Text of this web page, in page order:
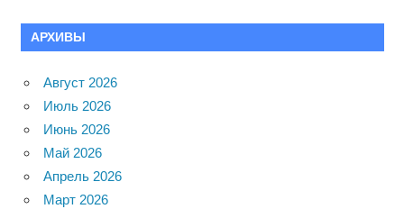
АРХИВЫ
Август 2026
Июль 2026
Июнь 2026
Май 2026
Апрель 2026
Март 2026